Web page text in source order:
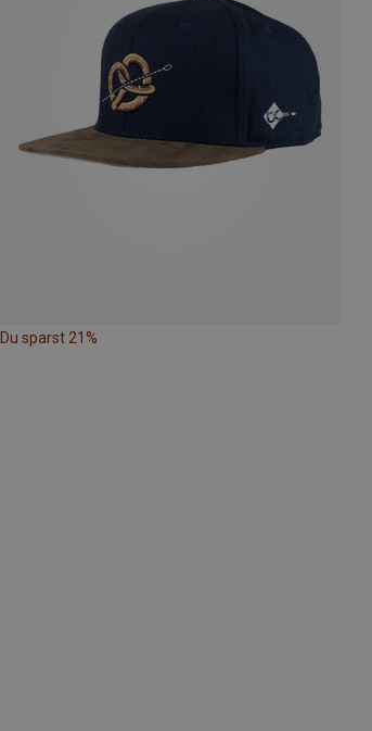
Du sparst 21%